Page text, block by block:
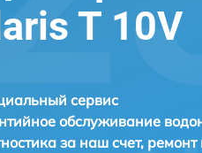
T 10V
сервис
обслуживание
за наш счет,